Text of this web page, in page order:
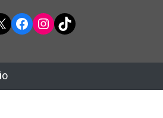
Facebook
Instagram
TikTok